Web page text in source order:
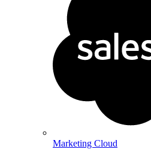
Marketing Cloud